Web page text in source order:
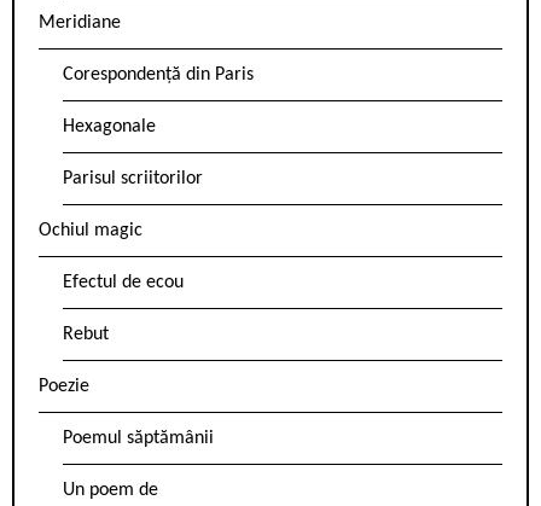
Meridiane
Corespondență din Paris
Hexagonale
Parisul scriitorilor
Ochiul magic
Efectul de ecou
Rebut
Poezie
Poemul săptămânii
Un poem de